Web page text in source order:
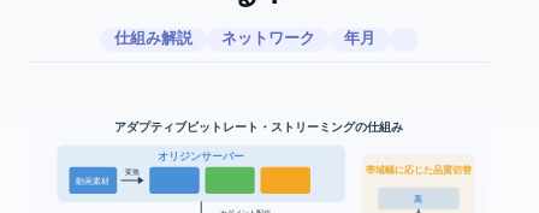
仕組み解説 ネットワーク 2026年4月
アダプティブビットレート・ストリーミングの仕組み
オリジンサーバー
動画素材
変換 帯域幅に応じた品質切替
高 > 1080p